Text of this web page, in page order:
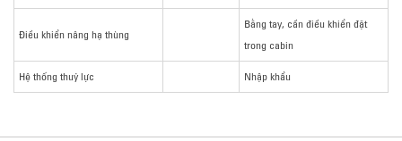
Điều khiển nâng hạ thùng
Bằng tay, cần điều khiển đặt
trong cabin
Hệ thống thuỷ lực Nhập khẩu